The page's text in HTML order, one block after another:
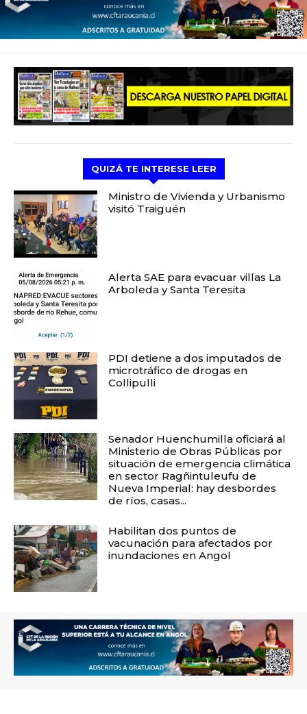
QUIZÁ TE INTERESE LEER
Ministro de Vivienda y Urbanismo
visitó Traiguén
Alerta SAE para evacuar villas La
Arboleda y Santa Teresita
PDI detiene a dos imputados de
microtráfico de drogas en
Collipulli
Senador Huenchumilla oficiará al
Ministerio de Obras Públicas por
situación de emergencia climática
en sector Ragñintuleufu de
Nueva Imperial: hay desbordes
de ríos, casas...
Habilitan dos puntos de
vacunación para afectados por
inundaciones en Angol